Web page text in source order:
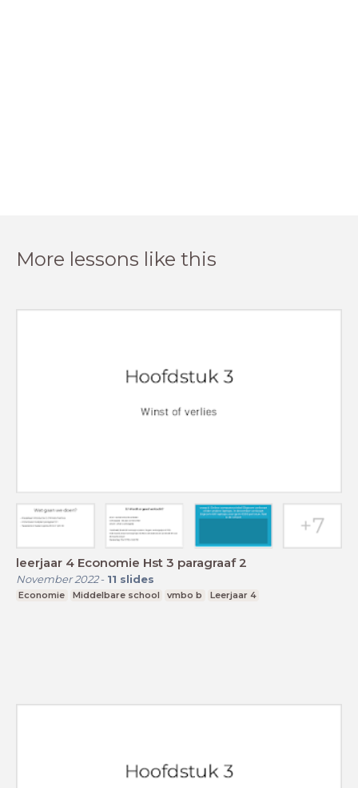
More lessons like this
leerjaar 4 Economie Hst 3 paragraaf 2
November 2022- 11 slides
Economie Middelbare school vmbo b Leerjaar 4